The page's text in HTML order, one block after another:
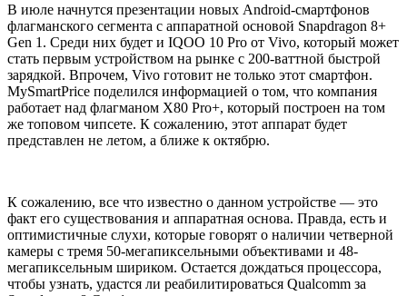
В июле начнутся презентации новых Android-смартфонов
флагманского сегмента с аппаратной основой Snapdragon 8+
Gen 1. Среди них будет и IQOO 10 Pro от Vivo, который может
стать первым устройством на рынке с 200-ваттной быстрой
зарядкой. Впрочем, Vivo готовит не только этот смартфон.
MySmartPrice поделился информацией о том, что компания
работает над флагманом X80 Pro+, который построен на том
же топовом чипсете. К сожалению, этот аппарат будет
представлен не летом, а ближе к октябрю.
К сожалению, все что известно о данном устройстве — это
факт его существования и аппаратная основа. Правда, есть и
оптимистичные слухи, которые говорят о наличии четверной
камеры с тремя 50-мегапиксельными объективами и 48-
мегапиксельным шириком. Остается дождаться процессора,
чтобы узнать, удастся ли реабилитироваться Qualcomm за